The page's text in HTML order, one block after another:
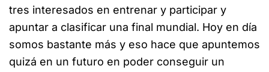
tres interesados en entrenar y participar y
apuntar a clasificar una final mundial. Hoy en día
somos bastante más y eso hace que apuntemos
quizá en un futuro en poder conseguir un